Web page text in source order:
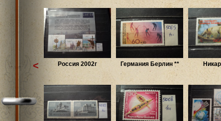
Россия 2002г Германия Берлин **
<